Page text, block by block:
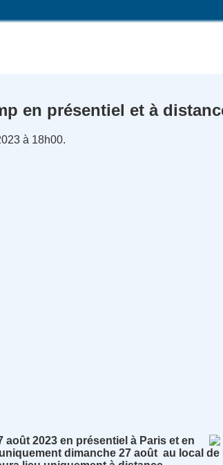
en présentiel et à
à 18h00.
août 2023 en présentiel à Paris et en
dimanche 27 août au local